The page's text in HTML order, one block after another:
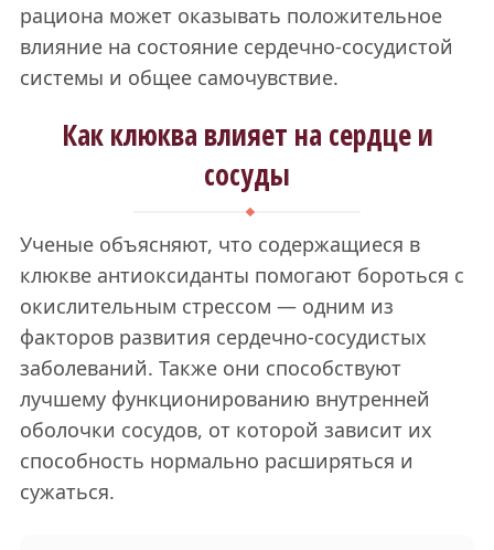
рациона может оказывать положительное
влияние на состояние сердечно-сосудистой
системы и общее самочувствие.
Как клюква влияет на сердце и
сосуды
Ученые объясняют, что содержащиеся в
клюкве антиоксиданты помогают бороться с
окислительным стрессом — одним из
факторов развития сердечно-сосудистых
заболеваний. Также они способствуют
лучшему функционированию внутренней
оболочки сосудов, от которой зависит их
способность нормально расширяться и
сужаться.